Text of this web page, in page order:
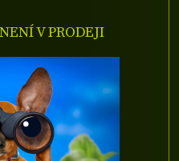
V PRODEJI